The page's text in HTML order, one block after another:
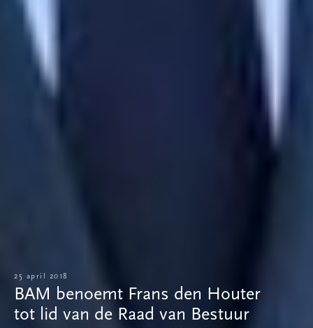
25 april 2018
BAM benoemt Frans den Houter
tot lid van de Raad van Bestuur